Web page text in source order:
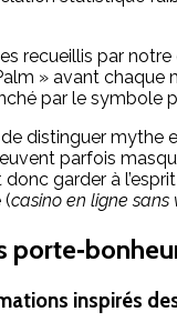
recueillis par
» avant chaque
par le symbole
distinguer mythe
parfois
garder à
(casino en ligne sans
inspirés